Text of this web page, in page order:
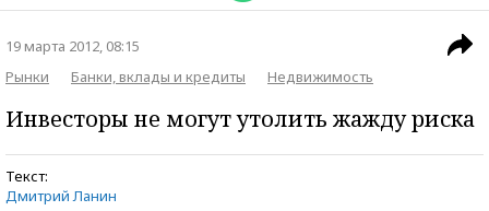
19 марта 2012, 08:15
Рынки
Банки, вклады и кредиты Недвижимость
Инвесторы не могут утолить жажду риска
Текст:
Дмитрий Ланин